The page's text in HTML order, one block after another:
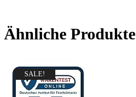
Ähnliche Produkte
SALE!